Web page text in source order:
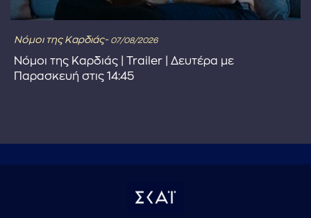
Νόμοι της Καρδιάς- 07/08/2026
Νόμοι της Καρδιάς | Trailer | Δευτέρα με
Παρασκευή στις 14:45